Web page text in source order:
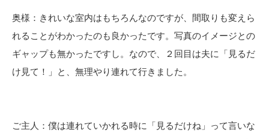
奥様：きれいな室内はもちろんなのですが、間取りも変えら
れることがわかったのも良かったです。写真のイメージとの
ギャップも無かったですし。なので、２回目は夫に「見るだ
け見て！」と、無理やり連れて行きました。
ご主人：僕は連れていかれる時に「見るだけね」って言いな